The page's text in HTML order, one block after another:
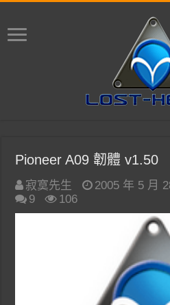
Pioneer A09 韌體 v1.50
寂寞先生 2005 年 5 月
9
106